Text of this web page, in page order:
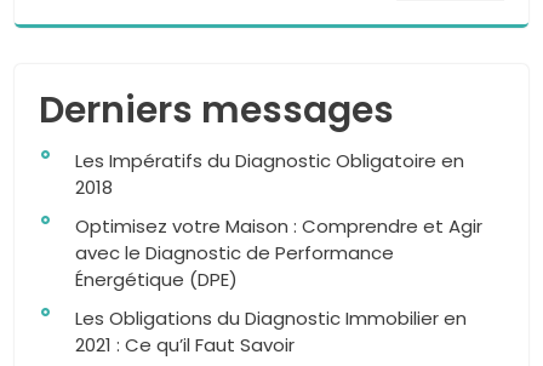
Derniers messages
Les Impératifs du Diagnostic Obligatoire en
2018
Optimisez votre Maison : Comprendre et Agir
avec le Diagnostic de Performance
Énergétique (DPE)
Les Obligations du Diagnostic Immobilier en
2021 : Ce qu’il Faut Savoir